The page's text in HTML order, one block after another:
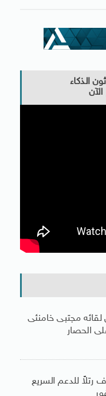
الذكاء
مجتبى خامنئى
الحصار
رتلاً للدعم السريع